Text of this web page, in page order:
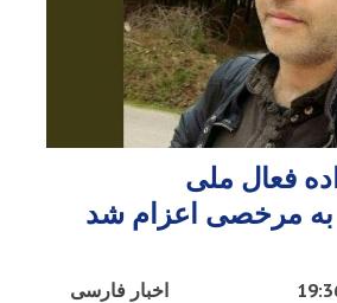
فعال ملی
به مرخصی اعزام شد
اخبار فارسی